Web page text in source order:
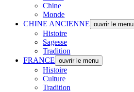
Chine
Monde
CHINE ANCIENNE ouvrir le menu
Histoire
Sagesse
Tradition
FRANCE ouvrir le menu
Histoire
Culture
Tradition